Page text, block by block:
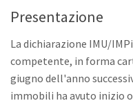
Presentazione
La dichiarazione IMU/
competente, in forma
giugno dell'anno
immobili ha avuto inizio